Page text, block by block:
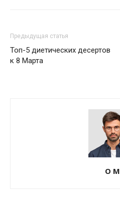
Предыдущая статья
Топ-5 диетических десертов
к 8 Марта
О М